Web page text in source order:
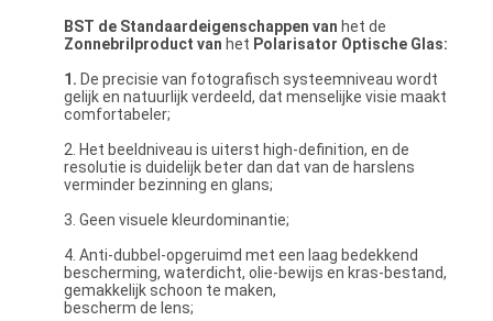
BST de Standaardeigenschappen van het de
Zonnebril product van het Polarisator Optische Glas:
1. De precisie van fotografisch systeemniveau wordt
gelijk en natuurlijk verdeeld, dat menselijke visie maakt
comfortabeler;
2. Het beeldniveau is uiterst high-definition, en de
resolutie is duidelijk beter dan dat van de harslens
verminder bezinning en glans;
3. Geen visuele kleurdominantie;
4. Anti-dubbel-opgeruimd met een laag bedekkend
bescherming, waterdicht, olie-bewijs en kras-bestand,
gemakkelijk schoon te maken,
bescherm de lens;